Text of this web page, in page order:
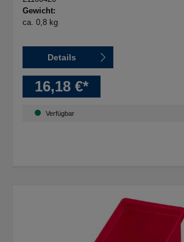
Gewicht:
ca. 0,8 kg
Details
16,18 €*
Verfügbar